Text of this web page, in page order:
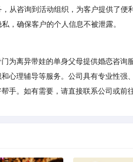
咨询到活动组织，为客户提供了便利
确保客户的个人信息不被泄露。
离异带娃的单身父母提供婚恋咨询
心理辅导等服务。公司具有专业性强
手。如有需要，请直接联系公司或前